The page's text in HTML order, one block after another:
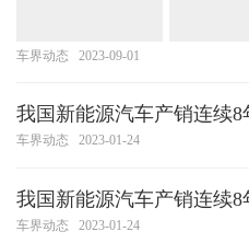
车界动态 2023-09-01
我国新能源汽车产销连续8
车界动态 2023-01-24
我国新能源汽车产销连续8
车界动态 2023-01-24